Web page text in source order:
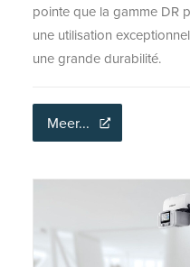
pointe que la gamme DR
une utilisation
une grande durabilité.
Meer...